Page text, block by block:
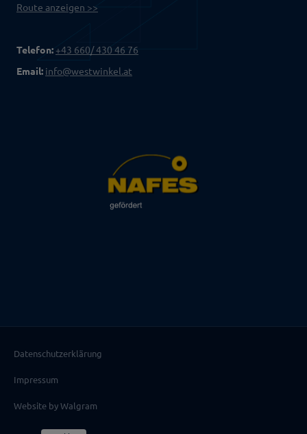
Route anzeigen >>
Telefon: +43 660/ 430 46 76
Email: info@westwinkel.at
Datenschutzerklärung
Impressum
Website by Walgram